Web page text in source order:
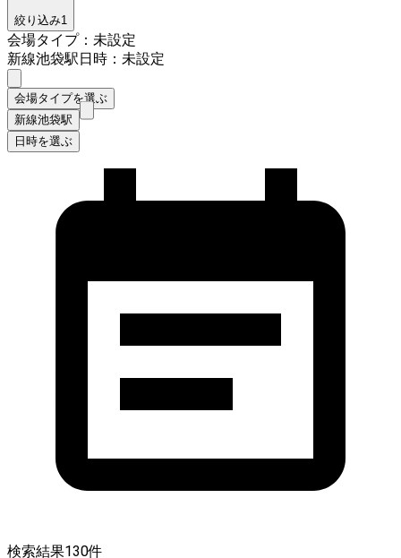
絞り込み1
会場タイプ：未設定
新線池袋駅日時：未設定
会場タイプを選ぶ
新線池袋駅
日時を選ぶ
検索結果130件